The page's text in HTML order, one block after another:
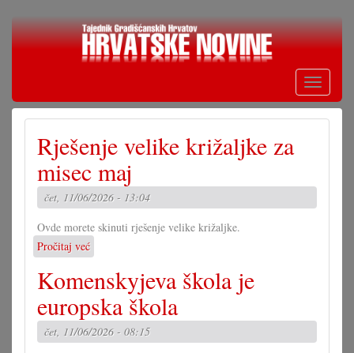
Skoči
Toggle
Rješenje velike križaljke za
misec maj
čet, 11/06/2026 - 13:04
Ovde morete skinuti rješenje velike križaljke.
Pročitaj već
Rješenje
velike
križaljke
za
misec
maj
Komenskyjeva škola je
europska škola
čet, 11/06/2026 - 08:15